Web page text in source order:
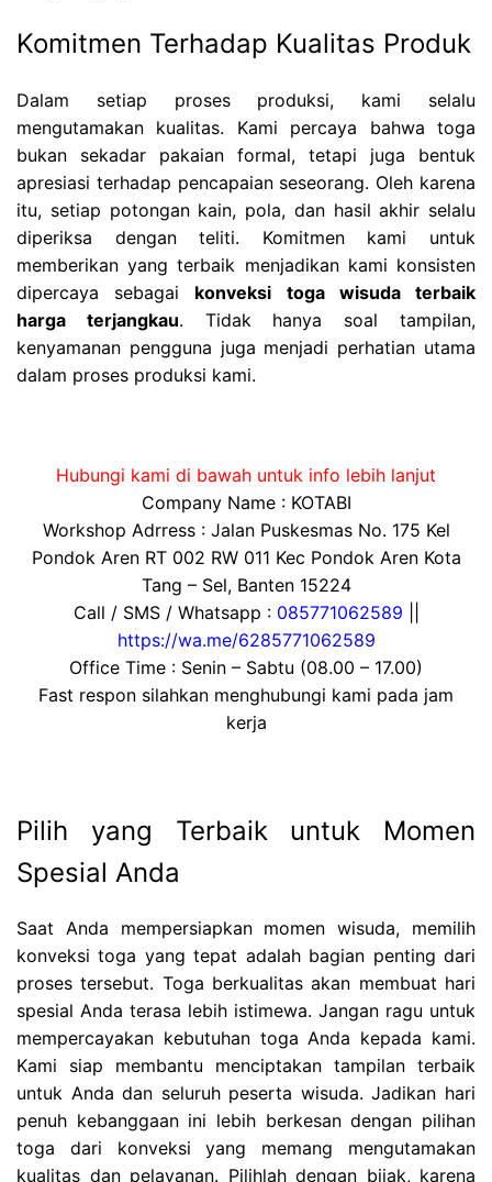
Komitmen Terhadap Kualitas Produk
Dalam setiap proses produksi, kami selalu
mengutamakan kualitas. Kami percaya bahwa toga
bukan sekadar pakaian formal, tetapi juga bentuk
apresiasi terhadap pencapaian seseorang. Oleh karena
itu, setiap potongan kain, pola, dan hasil akhir selalu
diperiksa dengan teliti. Komitmen kami untuk
memberikan yang terbaik menjadikan kami konsisten
dipercaya sebagai konveksi toga wisuda terbaik
harga terjangkau. Tidak hanya soal tampilan,
kenyamanan pengguna juga menjadi perhatian utama
dalam proses produksi kami.
Hubungi kami di bawah untuk info lebih lanjut
Company Name : KOTABI
Workshop Adrress : Jalan Puskesmas No. 175 Kel
Pondok Aren RT 002 RW 011 Kec Pondok Aren Kota
Tang – Sel, Banten 15224
Call / SMS / Whatsapp : 085771062589
https://wa.me/6285771062589
Office Time : Senin – Sabtu (08.00 – 17.00)
Fast respon silahkan menghubungi kami pada jam
kerja
Pilih yang Terbaik untuk Momen
Spesial Anda
Saat Anda mempersiapkan momen wisuda, memilih
konveksi toga yang tepat adalah bagian penting dari
proses tersebut. Toga berkualitas akan membuat hari
spesial Anda terasa lebih istimewa. Jangan ragu untuk
mempercayakan kebutuhan toga Anda kepada kami.
Kami siap membantu menciptakan tampilan terbaik
untuk Anda dan seluruh peserta wisuda. Jadikan hari
penuh kebanggaan ini lebih berkesan dengan pilihan
toga dari konveksi yang memang mengutamakan
kualitas dan pelayanan. Pilihlah dengan bijak, karena